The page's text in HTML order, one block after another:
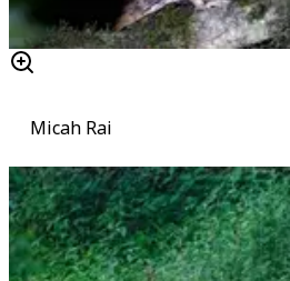
Micah Rai